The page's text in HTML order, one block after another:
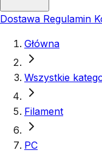
Dostawa Regulamin
Główna
Wszystkie
Filament
PC